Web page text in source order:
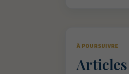
À POURSUIVRE